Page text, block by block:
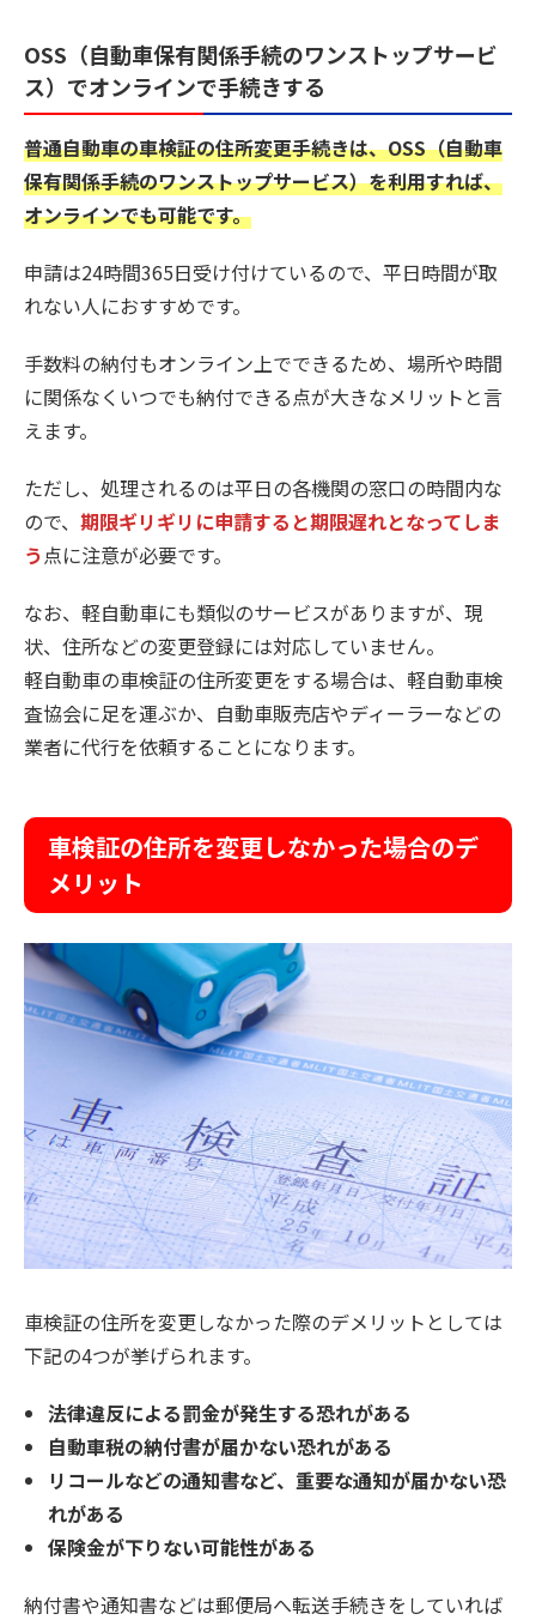
OSS（自動車保有関係手続のワンストップサービ
ス）でオンラインで手続きする
普通自動車の車検証の住所変更手続きは、OSS（自動車
保有関係手続のワンストップサービス）を利用すれば、
オンラインでも可能です。
申請は24時間365日受け付けているので、平日時間が取
れない人におすすめです。
手数料の納付もオンライン上でできるため、場所や時間
に関係なくいつでも納付できる点が大きなメリットと言
えます。
ただし、処理されるのは平日の各機関の窓口の時間内な
ので、 期限ギリギリに申請すると期限遅れとなってしま
う点に注意が必要です。
なお、軽自動車にも類似のサービスがありますが、現
状、住所などの変更登録には対応していません。
軽自動車の車検証の住所変更をする場合は、軽自動車検
査協会に足を運ぶか、自動車販売店やディーラーなどの
業者に代行を依頼することになります。
車検証の住所を変更しなかった場合のデ
メリット
車検証の住所を変更しなかった際のデメリットとしては
下記の4つが挙げられます。
法律違反による罰金が発生する恐れがある
自動車税の納付書が届かない恐れがある
リコールなどの通知書など、重要な通知が届かない恐
れがある
保険金が下りない可能性がある
納付書や通知書などは郵便局へ転送手続きをしていれば